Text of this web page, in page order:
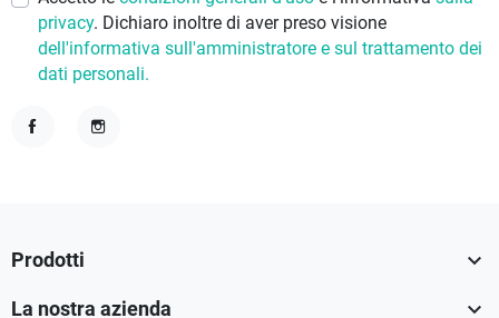
privacy. Dichiaro inoltre di aver preso visione
dell'informativa sull'amministratore e sul trattamento dei
dati personali.
Prodotti 
La nostra azienda 